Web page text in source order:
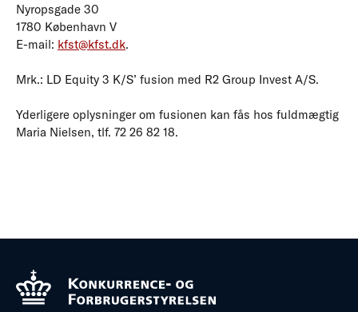
Nyropsgade 30
1780 København V
E-mail: kfst@kfst.dk.
Mrk.: LD Equity 3 K/S’ fusion med R2 Group Invest A/S.
Yderligere oplysninger om fusionen kan fås hos fuldmægtig
Maria Nielsen, tlf. 72 26 82 18.